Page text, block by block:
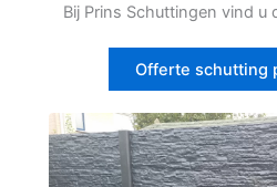
Bij Prins Schuttingen vind u
Offerte schutting